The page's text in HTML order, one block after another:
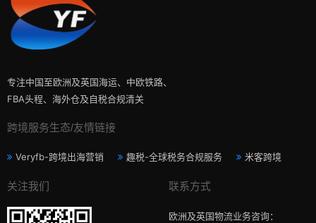
专注中国至欧洲及英国海运、中欧铁路、
FBA头程、海外仓及自税合规清关
跨境服务生态/友情链接
Veryfb-跨境出海营销 趣税-全球税务合规服务 米客跨境
关注我们 联系方式
欧洲及英国物流业务咨询：